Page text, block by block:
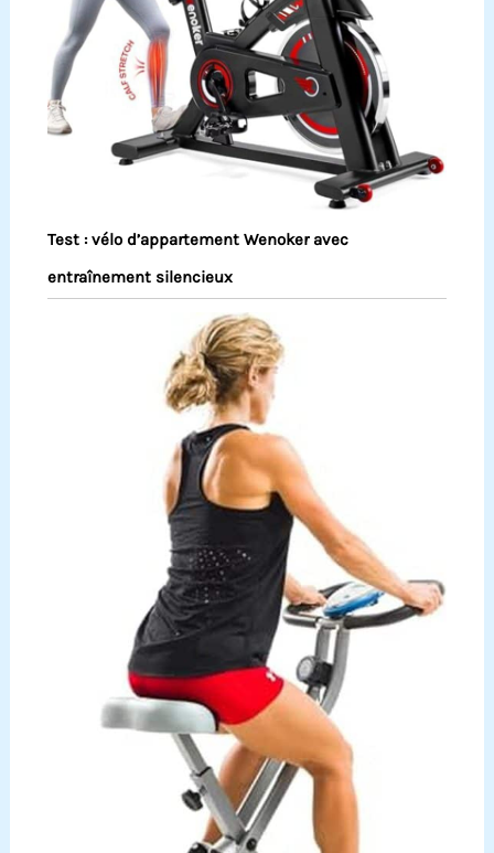
Test : vélo d’appartement Wenoker avec
entraînement silencieux